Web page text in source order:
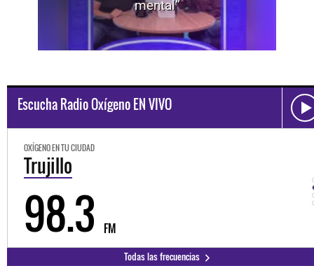
mental”
Escucha Radio Oxígeno EN VIVO
OXÍGENO EN TU CIUDAD
Trujillo
98.3 FM
Todas las frecuencias